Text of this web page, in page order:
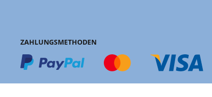
ZAHLUNGSMETHODEN